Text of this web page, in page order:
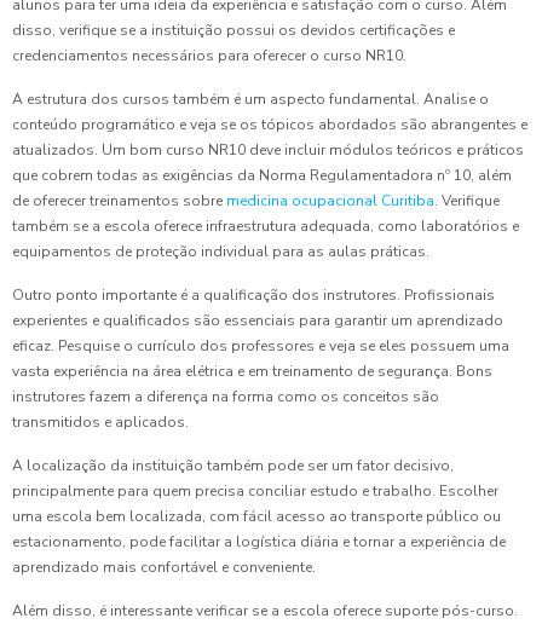
alunos para ter uma ideia da experiência e satisfação com o curso. Além
disso, verifique se a instituição possui os devidos certificações e
credenciamentos necessários para oferecer o curso NR10.
A estrutura dos cursos também é um aspecto fundamental. Analise o
conteúdo programático e veja se os tópicos abordados são abrangentes e
atualizados. Um bom curso NR10 deve incluir módulos teóricos e práticos
que cobrem todas as exigências da Norma Regulamentadora nº 10, além
de oferecer treinamentos sobre medicina ocupacional Curitiba. Verifique
também se a escola oferece infraestrutura adequada, como laboratórios e
equipamentos de proteção individual para as aulas práticas.
Outro ponto importante é a qualificação dos instrutores. Profissionais
experientes e qualificados são essenciais para garantir um aprendizado
eficaz. Pesquise o currículo dos professores e veja se eles possuem uma
vasta experiência na área elétrica e em treinamento de segurança. Bons
instrutores fazem a diferença na forma como os conceitos são
transmitidos e aplicados.
A localização da instituição também pode ser um fator decisivo,
principalmente para quem precisa conciliar estudo e trabalho. Escolher
uma escola bem localizada, com fácil acesso ao transporte público ou
estacionamento, pode facilitar a logística diária e tornar a experiência de
aprendizado mais confortável e conveniente.
Além disso, é interessante verificar se a escola oferece suporte pós-curso.